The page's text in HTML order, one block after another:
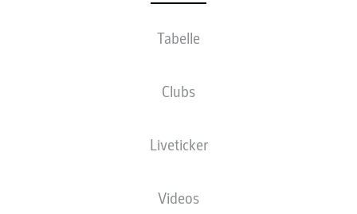
Tabelle
Clubs
Liveticker
Videos